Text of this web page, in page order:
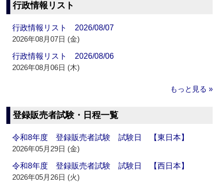
行政情報リスト
行政情報リスト 2026/08/07
2026年08月07日 (金)
行政情報リスト 2026/08/06
2026年08月06日 (木)
もっと見る »
登録販売者試験・日程一覧
令和8年度 登録販売者試験 試験日 【東日本】
2026年05月29日 (金)
令和8年度 登録販売者試験 試験日 【西日本】
2026年05月26日 (火)